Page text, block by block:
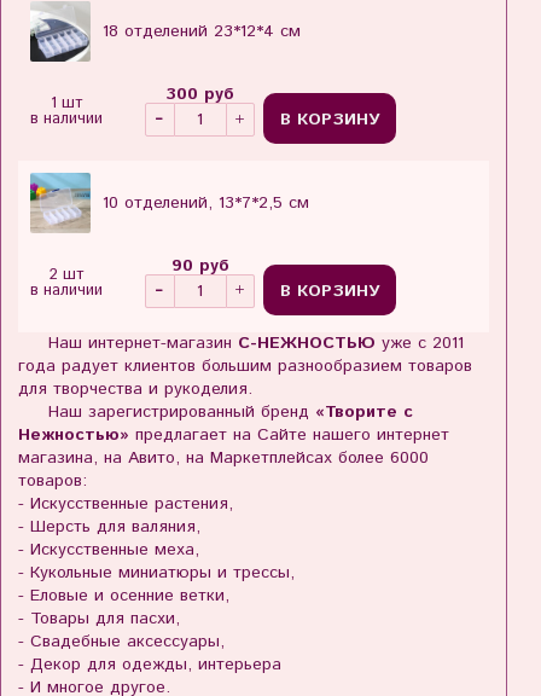
18 отделений 23*12*4 см
1 шт
в наличии
300 руб
В КОРЗИНУ
10 отделений, 13*7*2,5 см
2 шт
в наличии
90 руб
В КОРЗИНУ
Наш интернет-магазин С-НЕЖНОСТЬЮ уже с 2011
года радует клиентов большим разнообразием товаров
для творчества и рукоделия.
Наш зарегистрированный бренд «Творите с
Нежностью» предлагает на Сайте нашего интернет
магазина, на Авито, на Маркетплейсах более 6000
товаров:
- Искусственные растения,
- Шерсть для валяния,
- Искусственные меха,
- Кукольные миниатюры и трессы,
- Еловые и осенние ветки,
- Товары для пасхи,
- Свадебные аксессуары,
- Декор для одежды, интерьера
- И многое другое.